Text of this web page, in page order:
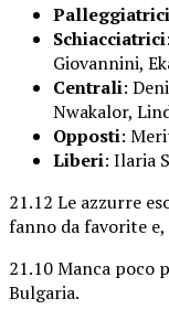
Palleggiatrici
Schiacciatrici
Giovannini,
Centrali:
Nwakalor,
Opposti:
Liberi: Ilaria
21.12 Le azzurre
fanno da favorite
21.10 Manca poco
Bulgaria.